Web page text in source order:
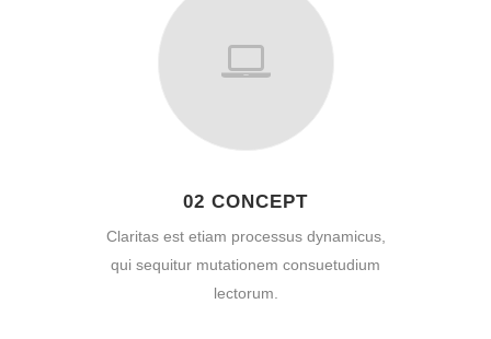
02 CONCEPT
Claritas est etiam processus dynamicus,
qui sequitur mutationem consuetudium
lectorum.